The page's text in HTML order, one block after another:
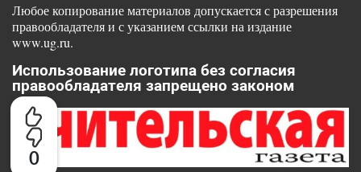
0
Любое копирование материалов допускается с разрешения
правообладателя и с указанием ссылки на издание
www.ug.ru.
Использование логотипа без согласия
правообладателя запрещено законом